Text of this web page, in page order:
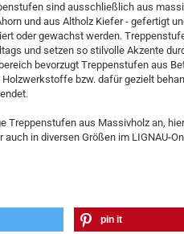
sind ausschließlich aus
und aus Altholz Kiefer - gefertigt
oder gewachst werden.
und setzen so stilvolle Akzente
bevorzugt Treppenstufen aus
bzw. dafür gezielt
Treppenstufen aus Massivholz an,
in diversen Größen im LIGNAU-
pin it